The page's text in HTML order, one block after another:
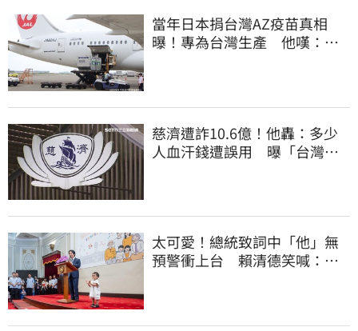
當年日本捐台灣AZ疫苗真相
曝！專為台灣生產 他嘆：藍
慈濟遭詐10.6億！他轟：多少
人血汗錢遭誤用 曝「台灣這
太可愛！總統致詞中「他」無
預警衝上台 賴清德笑喊：卸